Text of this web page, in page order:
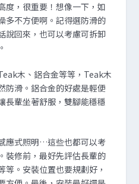
度，很重要！想像一下，如
多不方便啊。記得選防滑的
說回來，也可以考慮可拆卸
木、鋁合金等等，Teak木
防滑。鋁合金的好處是輕便
長輩坐著舒服，雙腳能穩穩
應式照明…這些也都可以考
裝修前，最好先評估長輩的
等。安裝位置也要規劃好，